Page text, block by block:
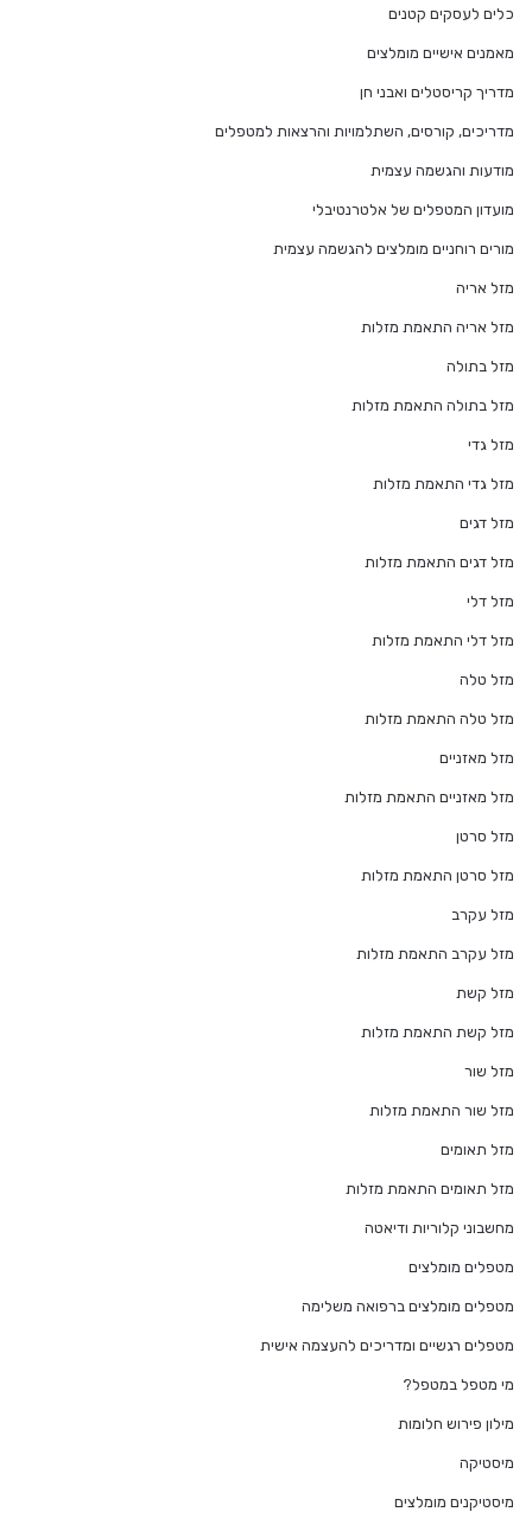
כלים לעסקים קטנים
מאמנים אישיים מומלצים
מדריך קריסטלים ואבני חן
מדריכים, קורסים, השתלמויות והרצאות למטפלים
מודעות והגשמה עצמית
מועדון המטפלים של אלטרנטיבלי
מורים רוחניים מומלצים להגשמה עצמית
מזל אריה
מזל אריה התאמת מזלות
מזל בתולה
מזל בתולה התאמת מזלות
מזל גדי
מזל גדי התאמת מזלות
מזל דגים
מזל דגים התאמת מזלות
מזל דלי
מזל דלי התאמת מזלות
מזל טלה
מזל טלה התאמת מזלות
מזל מאזניים
מזל מאזניים התאמת מזלות
מזל סרטן
מזל סרטן התאמת מזלות
מזל עקרב
מזל עקרב התאמת מזלות
מזל קשת
מזל קשת התאמת מזלות
מזל שור
מזל שור התאמת מזלות
מזל תאומים
מזל תאומים התאמת מזלות
מחשבוני קלוריות ודיאטה
מטפלים מומלצים
מטפלים מומלצים ברפואה משלימה
מטפלים רגשיים ומדריכים להעצמה אישית
מי מטפל במטפל?
מילון פירוש חלומות
מיסטיקה
מיסטיקנים מומלצים